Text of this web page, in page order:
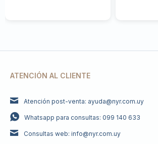
ATENCIÓN AL CLIENTE
Atención post-venta: ayuda@nyr.com.uy
Whatsapp para consultas: 099 140 633
Consultas web: info@nyr.com.uy